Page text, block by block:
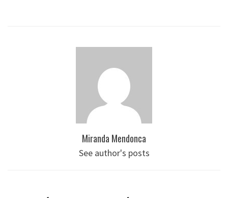
Miranda Mendonca
See author's posts